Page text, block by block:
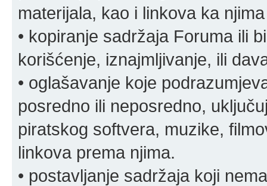
materijala, kao i linkova ka njima
• kopiranje sadržaja Foruma ili
korišćenje, iznajmljivanje, ili
• oglašavanje koje
posredno ili neposredno,
piratskog softvera, muzike,
linkova prema njima.
• postavljanje sadržaja koji